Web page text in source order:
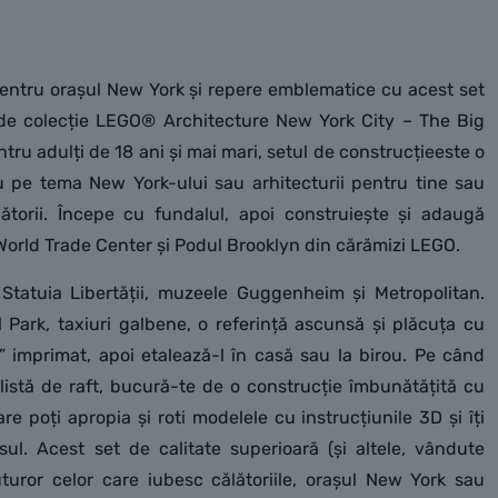
orașul New York și repere emblematice cu acest set
colecție LEGO® Architecture New York City – The Big
adulți de 18 ani și mai mari, setul de construcțieeste o
pe tema New York-ului sau arhitecturii pentru tine sau
Începe cu fundalul, apoi construiește și adaugă
Trade Center și Podul Brooklyn din cărămizi LEGO.
Libertății, muzeele Guggenheim și Metropolitan.
Park, taxiuri galbene, o referință ascunsă și plăcuța cu
imprimat, apoi etalează-l în casă sau la birou. Pe când
de raft, bucură-te de o construcție îmbunătățită cu
poți apropia și roti modelele cu instrucțiunile 3D și îți
Acest set de calitate superioară (și altele, vândute
celor care iubesc călătoriile, orașul New York sau